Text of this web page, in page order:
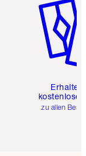
Erhalte
kostenlose
zu allen